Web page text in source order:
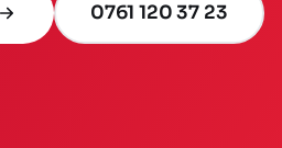
0761 120 37 23